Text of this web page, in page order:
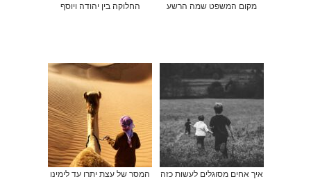
מקום המשפט שמה הרשע החלוקה בין יהודה ויוסף
איך אחים מסוגלים לעשות כזה
המסר של עצת יתרו עד לימינו